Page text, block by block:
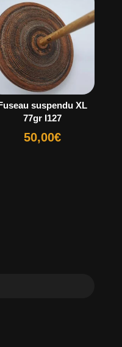
suspendu XL
77gr I127
50,00€